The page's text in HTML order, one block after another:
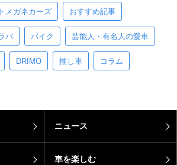
メガネカーズ おすすめ記事
バ バイク 芸能人・有名人の愛車
DRIMO 推し車 コラム
ニュース
車を楽しむ